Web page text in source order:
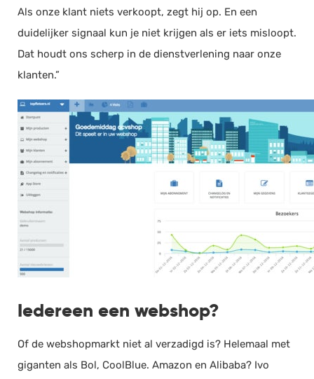
Als onze klant niets verkoopt, zegt hij op. En een
duidelijker signaal kun je niet krijgen als er iets misloopt.
Dat houdt ons scherp in de dienstverlening naar onze
klanten.”
Iedereen een webshop?
Of de webshopmarkt niet al verzadigd is? Helemaal met
giganten als Bol, CoolBlue. Amazon en Alibaba? Ivo